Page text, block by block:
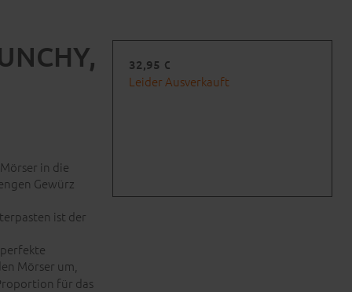
32,95 €
Leider Ausverkauft
in die
Gewürz
ist der
Mörser um,
für das